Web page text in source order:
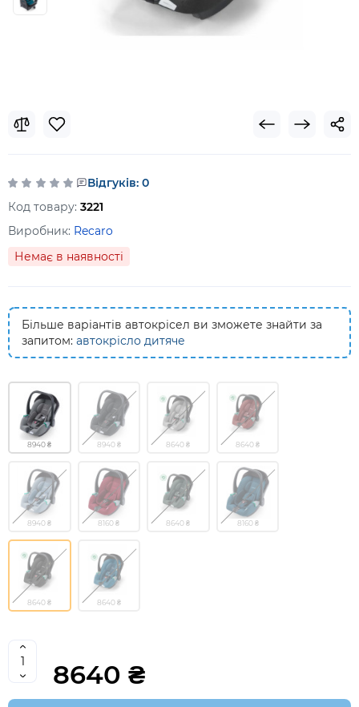
Відгуків: 0
Код товару: 3221
Виробник: Recaro
Немає в наявності
Більше варіантів автокрісел ви зможете знайти за
запитом: автокрісло дитяче
8940 ₴ 8940 ₴ 8640 ₴ 8640 ₴
8940 ₴ 8160 ₴ 8640 ₴ 8160 ₴
8640 ₴ 8640 ₴
8640 ₴